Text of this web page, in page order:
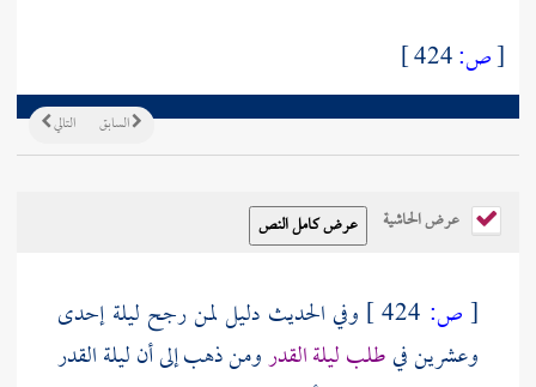
[ص:
التالي السابق
عرض الحاشية
[ص:
وفي الحديث دليل لمن رجح ليلة إحدى
وعشرين فيطلب ليلة القدرومن ذهب إلى أن ليلة القدر